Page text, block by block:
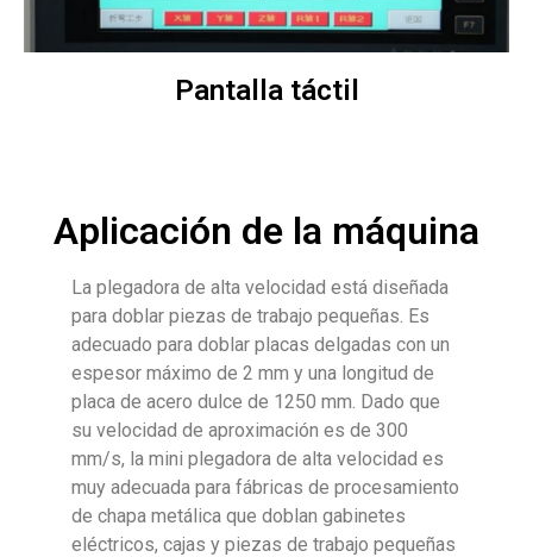
Pantalla táctil
Aplicación de la máquina
La plegadora de alta velocidad está diseñada
para doblar piezas de trabajo pequeñas. Es
adecuado para doblar placas delgadas con un
espesor máximo de 2 mm y una longitud de
placa de acero dulce de 1250 mm. Dado que
su velocidad de aproximación es de 300
mm/s, la mini plegadora de alta velocidad es
muy adecuada para fábricas de procesamiento
de chapa metálica que doblan gabinetes
eléctricos, cajas y piezas de trabajo pequeñas